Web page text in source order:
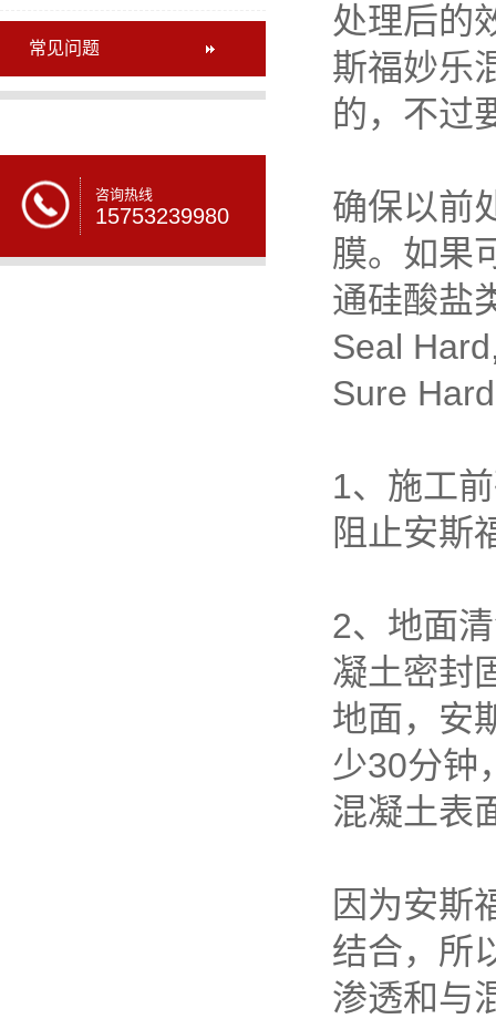
常见问题
咨询热线
15753239980
处理后的
斯福妙乐
的，不过
确保以前
膜。如果
通硅酸盐
Seal
Sure
1、施工
阻止安斯
2、地面
凝土密封
地面，安
少30分钟
混凝土表
因为安斯
结合，所
渗透和与